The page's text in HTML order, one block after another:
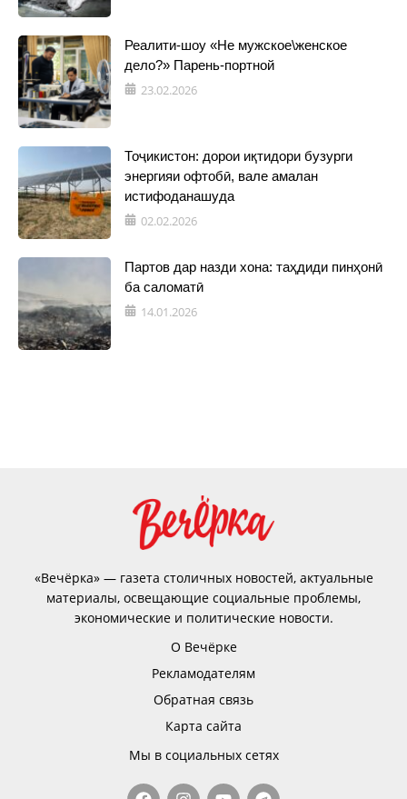
Реалити-шоу «Не мужское\женское
дело?» Парень-портной
23.02.2026
Тоҷикистон: дорои иқтидори бузурги
энергияи офтобӣ, вале амалан
истифоданашуда
02.02.2026
Партов дар назди хона: таҳдиди пинҳонӣ
ба саломатӣ
14.01.2026
«Вечёрка» — газета столичных новостей, актуальные
материалы, освещающие социальные проблемы,
экономические и политические новости.
О Вечёрке
Рекламодателям
Обратная связь
Карта сайта
Мы в социальных сетях